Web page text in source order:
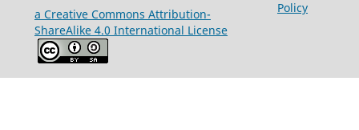
a Creative Commons Attribution-
ShareAlike 4.0 International License
Policy